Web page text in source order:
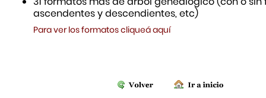
ascendentes y descendientes, etc)
Para ver los formatos cliqueá aquí